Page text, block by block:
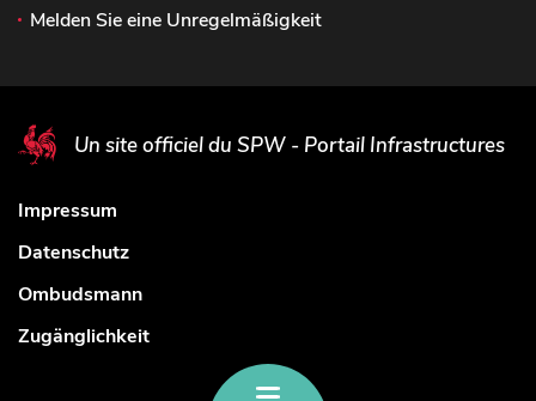
Melden Sie eine Unregelmäßigkeit
Un site officiel du SPW - Portail Infrastructures
Impressum
Datenschutz
Ombudsmann
Zugänglichkeit